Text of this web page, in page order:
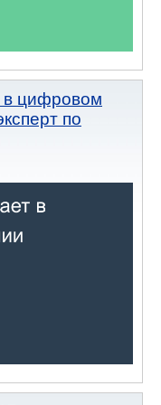
в цифровом
по